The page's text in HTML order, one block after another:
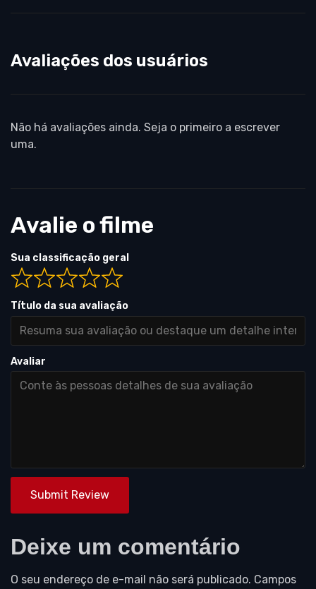
Avaliações dos usuários
Não há avaliações ainda. Seja o primeiro a escrever
uma.
Avalie o filme
Sua classificação geral
Título da sua avaliação
Avaliar
Submit Review
Deixe um comentário
O seu endereço de e-mail não será publicado. Campos